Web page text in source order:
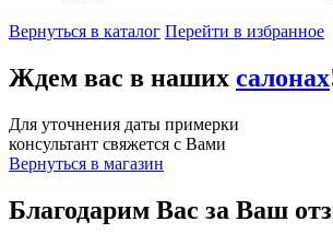
Вернуться в каталог Перейти в избранное
Ждем вас в наших салонах
Для уточнения даты примерки
консультант свяжется с Вами
Вернуться в магазин
Благодарим Вас за Ваш